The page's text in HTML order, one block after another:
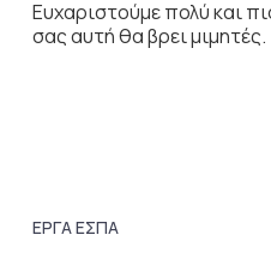
Ευχαριστούμε πολύ και
σας αυτή θα βρει μιμητές.
ΕΡΓΑ ΕΣΠΑ